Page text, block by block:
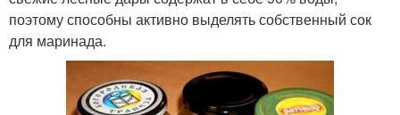
поэтому способны активно выделять собственный сок
для маринада.